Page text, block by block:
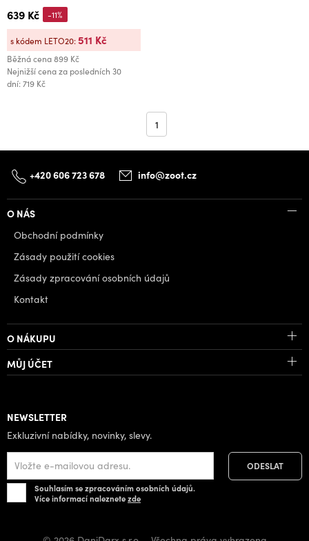
639 Kč
Běžná cena899 Kč
Nejnižší cena za posledních 30
dní: 719 Kč
-11%
s kódem LETO20:511 Kč
1
+420 606 723 678 info@zoot.cz
O NÁS
Obchodní podmínky
Zásady použití cookies
Zásady zpracování osobních údajů
Kontakt
O NÁKUPU
MŮJ ÚČET
NEWSLETTER
Exkluzivní nabídky, novinky, slevy.
Souhlasím se zpracováním osobních údajů.
Více informací naleznetezde